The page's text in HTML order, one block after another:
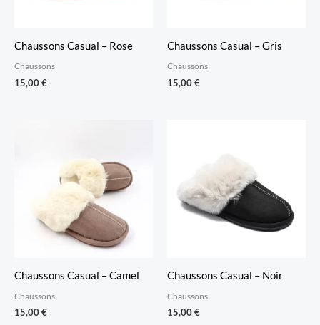
Chaussons Casual – Rose
Chaussons
15,00€
Chaussons Casual – Gris
Chaussons
15,00€
Chaussons Casual – Camel
Chaussons
15,00€
Chaussons Casual – Noir
Chaussons
15,00€